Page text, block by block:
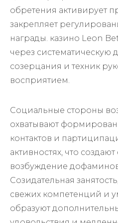
обретения активирует
закрепляет
награды. казино Leon
через систематическую
созерцания и техник
восприятием.
Социальные стороны
охватывают
контактов и
активностях, что
возбуждение
Созидательная
свежих компетенций и
образуют